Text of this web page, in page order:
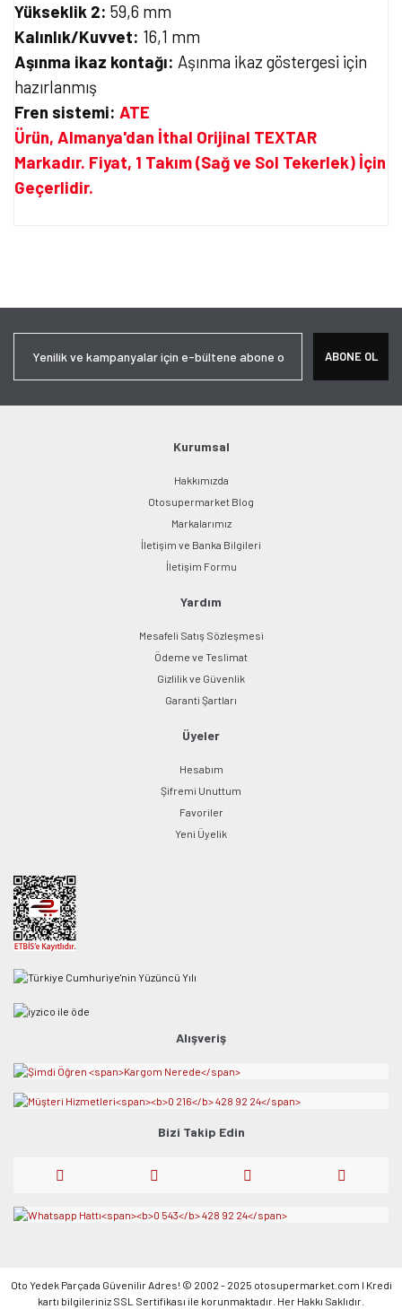
Yükseklik 2: 59,6 mm
Kalınlık/Kuvvet: 16,1 mm
Aşınma ikaz kontağı: Aşınma ikaz göstergesi için
hazırlanmış
Fren sistemi: ATE
Ürün, Almanya'dan İthal Orijinal TEXTAR
Markadır. Fiyat, 1 Takım (Sağ ve Sol Tekerlek) İçin
Geçerlidir.
Ürün açıklamasında eksik bilgiler bulunuyor.
Bu ürüne benzer farklı alternatifler olmalı.
Gönder
ABONE OL
Kurumsal
Hakkımızda
Otosupermarket Blog
Markalarımız
İletişim ve Banka Bilgileri
İletişim Formu
Yardım
Mesafeli Satış Sözleşmesi
Ödeme ve Teslimat
Gizlilik ve Güvenlik
Garanti Şartları
Üyeler
Hesabım
Şifremi Unuttum
Favoriler
Yeni Üyelik
Alışveriş
Bizi Takip Edin
Oto Yedek Parçada Güvenilir Adres! © 2002 - 2025 otosupermarket.com l Kredi
kartı bilgileriniz SSL Sertifikası ile korunmaktadır. Her Hakkı Saklıdır.